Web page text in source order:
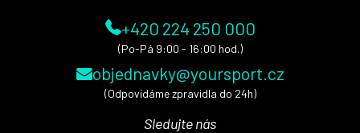
+420 224 250 000
(Po-Pá 9:00 - 16:00 hod.)
objednavky@yoursport.cz
(Odpovídáme zpravidla do 24h)
Sledujte nás